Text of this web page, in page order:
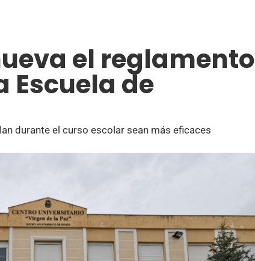
el reglamento
Escuela de
durante el curso escolar sean más eficaces